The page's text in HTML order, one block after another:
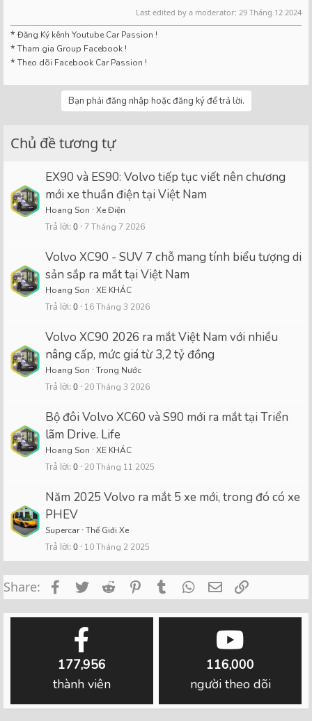
Last edited by a moderator: 29 Tháng 12 2024
* Đăng Ký kênh Youtube Car Passion !
* Tham gia Group Facebook !
* Theo dõi Facebook Car Passion !
Bạn phải đăng nhập hoặc đăng ký để trả lời.
Chủ đề tương tự
EX90 và ES90: Volvo tiếp tục viết nên chương
mới xe thuần điện tại Việt Nam
Hoang Son Xe Điện
Trả lời 0 7 Tháng 7 2026
Volvo XC90 - SUV 7 chỗ mang tính biểu tượng di
sản sắp ra mắt tại Việt Nam
Hoang Son XE KHÁC
Trả lời 0 16 Tháng 3 2026
Volvo XC90 2026 ra mắt Việt Nam với nhiều
nâng cấp, mức giá từ 3,2 tỷ đồng
Hoang Son Trong Nước
Trả lời 0 20 Tháng 3 2026
Bộ đôi Volvo XC60 và S90 mới ra mắt tại Triển
lãm Drive. Life
Hoang Son XE KHÁC
Trả lời 0 20 Tháng 11 2025
Năm 2025 Volvo ra mắt 5 xe mới, trong đó có xe
PHEV
Supercar Thế Giới Xe
Trả lời 0 10 Tháng 2 2025
Share: FacebookTwitterReddit PinterestTumblrWhatsApp
Email
177,956
thành viên
116,000
người theo dõi